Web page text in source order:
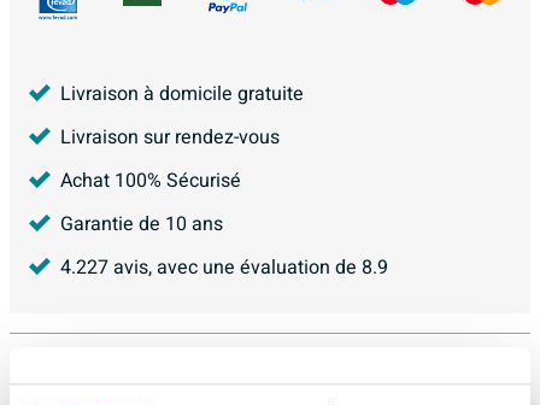
Livraison à domicile gratuite
Livraison sur rendez-vous
Achat 100% Sécurisé
Garantie de 10 ans
4.227avis, avec une évaluation de 8.9